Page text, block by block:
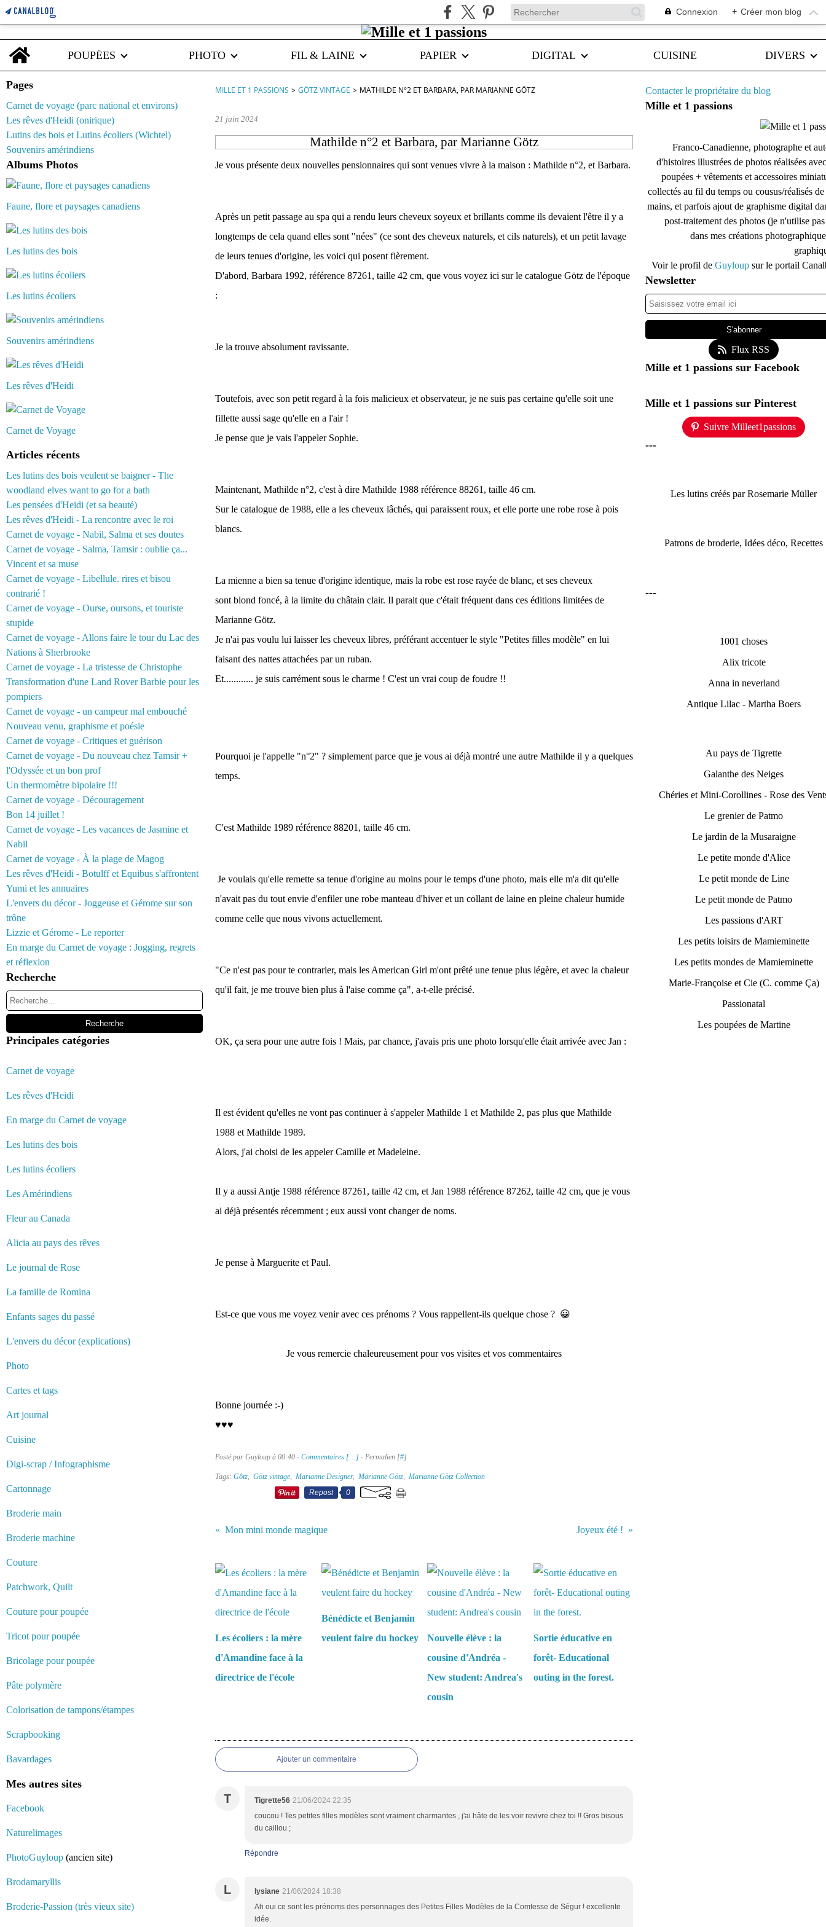
Connexion + Créer mon blog
Home
POUPÉES
PHOTO FIL & LAINE PAPIER DIGITAL CUISINE DIVERS
Pages
Carnet de voyage (parc national et environs)
Les rêves d'Heidi (onirique)
Lutins des bois et Lutins écoliers (Wichtel)
Souvenirs amérindiens
Albums Photos
Faune, flore et paysages canadiens
Les lutins des bois
Les lutins écoliers
Souvenirs amérindiens
Les rêves d'Heidi
Carnet de Voyage
Articles récents
Les lutins des bois veulent se baigner - The
woodland elves want to go for a bath
Les pensées d'Heidi (et sa beauté)
Les rêves d'Heidi - La rencontre avec le roi
Carnet de voyage - Nabil, Salma et ses doutes
Carnet de voyage - Salma, Tamsir : oublie ça...
Vincent et sa muse
Carnet de voyage - Libellule. rires et bisou
contrarié !
Carnet de voyage - Ourse, oursons, et touriste
stupide
Carnet de voyage - Allons faire le tour du Lac des
Nations à Sherbrooke
Carnet de voyage - La tristesse de Christophe
Transformation d'une Land Rover Barbie pour les
pompiers
Carnet de voyage - un campeur mal embouché
Nouveau venu, graphisme et poésie
Carnet de voyage - Critiques et guérison
Carnet de voyage - Du nouveau chez Tamsir +
l'Odyssée et un bon prof
Un thermomètre bipolaire !!!
Carnet de voyage - Découragement
Bon 14 juillet !
Carnet de voyage - Les vacances de Jasmine et
Nabil
Carnet de voyage - À la plage de Magog
Les rêves d'Heidi - Botulff et Equibus s'affrontent
Yumi et les annuaires
L'envers du décor - Joggeuse et Gérome sur son
trône
Lizzie et Gérome - Le reporter
En marge du Carnet de voyage : Jogging, regrets
et réflexion
Recherche
Principales catégories
Carnet de voyage
Les rêves d'Heidi
En marge du Carnet de voyage
Les lutins des bois
Les lutins écoliers
Les Amérindiens
Fleur au Canada
Alicia au pays des rêves
Le journal de Rose
La famille de Romina
Enfants sages du passé
L'envers du décor (explications)
Photo
Cartes et tags
Art journal
Cuisine
Digi-scrap / Infographisme
Cartonnage
Broderie main
Broderie machine
Couture
Patchwork, Quilt
Couture pour poupée
Tricot pour poupée
Bricolage pour poupée
Pâte polymère
Colorisation de tampons/étampes
Scrapbooking
Bavardages
Mes autres sites
Facebook
Naturelimages
PhotoGuyloup (ancien site)
Brodamaryllis
Broderie-Passion (très vieux site)
MILLE ET 1 PASSIONS > GÖTZ VINTAGE > MATHILDE N°2 ET BARBARA, PAR MARIANNE GÖTZ
21 juin 2024
Mathilde n°2 et Barbara, par Marianne Götz
Je vous présente deux nouvelles pensionnaires qui sont venues vivre à la maison : Mathilde n°2, et Barbara.
Après un petit passage au spa qui a rendu leurs cheveux soyeux et brillants comme ils devaient l'être il y a
longtemps de cela quand elles sont "nées" (ce sont des cheveux naturels, et cils naturels), et un petit lavage
de leurs tenues d'origine, les voici qui posent fièrement.
D'abord, Barbara 1992, référence 87261, taille 42 cm, que vous voyez ici sur le catalogue Götz de l'époque
:
Je la trouve absolument ravissante.
Toutefois, avec son petit regard à la fois malicieux et observateur, je ne suis pas certaine qu'elle soit une
fillette aussi sage qu'elle en a l'air !
Je pense que je vais l'appeler Sophie.
Maintenant, Mathilde n°2, c'est à dire Mathilde 1988 référence 88261, taille 46 cm.
Sur le catalogue de 1988, elle a les cheveux lâchés, qui paraissent roux, et elle porte une robe rose à pois
blancs.
La mienne a bien sa tenue d'origine identique, mais la robe est rose rayée de blanc, et ses cheveux
sont blond foncé, à la limite du châtain clair. Il parait que c'était fréquent dans ces éditions limitées de
Marianne Götz.
Je n'ai pas voulu lui laisser les cheveux libres, préférant accentuer le style "Petites filles modèle" en lui
faisant des nattes attachées par un ruban.
Et............ je suis carrément sous le charme ! C'est un vrai coup de foudre !!
Pourquoi je l'appelle "n°2" ? simplement parce que je vous ai déjà montré une autre Mathilde il y a quelques
temps.
C'est Mathilde 1989 référence 88201, taille 46 cm.
Je voulais qu'elle remette sa tenue d'origine au moins pour le temps d'une photo, mais elle m'a dit qu'elle
n'avait pas du tout envie d'enfiler une robe manteau d'hiver et un collant de laine en pleine chaleur humide
comme celle que nous vivons actuellement.
"Ce n'est pas pour te contrarier, mais les American Girl m'ont prêté une tenue plus légère, et avec la chaleur
qu'il fait, je me trouve bien plus à l'aise comme ça", a-t-elle précisé.
OK, ça sera pour une autre fois ! Mais, par chance, j'avais pris une photo lorsqu'elle était arrivée avec Jan :
Il est évident qu'elles ne vont pas continuer à s'appeler Mathilde 1 et Mathilde 2, pas plus que Mathilde
1988 et Mathilde 1989.
Alors, j'ai choisi de les appeler Camille et Madeleine.
Il y a aussi Antje 1988 référence 87261, taille 42 cm, et Jan 1988 référence 87262, taille 42 cm, que je vous
ai déjà présentés récemment ; eux aussi vont changer de noms.
Je pense à Marguerite et Paul.
Est-ce que vous me voyez venir avec ces prénoms ? Vous rappellent-ils quelque chose ? 😀
Je vous remercie chaleureusement pour vos visites et vos commentaires
Bonne journée :-)
♥♥♥
Posté par Guyloup à 00:40 - Commentaires […] - Permalien [#]
Tags: Gôtz, Götz vintage, Marianne Designer, Marianne Götz, Marianne Götz Collection
Repost
0
Mon mini monde magique Joyeux été !
Les écoliers : la mère
d'Amandine face à la
directrice de l'école
Bénédicte et Benjamin
veulent faire du hockey
Nouvelle élève : la
cousine d'Andréa -
New student: Andrea's
cousin
Sortie éducative en
forêt- Educational
outing in the forest.
Ajouter un commentaire
T Tigrette56 21/06/2024 22:35
coucou ! Tes petites filles modèles sont vraiment charmantes , j'ai hâte de les voir revivre chez toi !! Gros bisous
du caillou ;
Répondre
L lysiane 21/06/2024 18:38
Ah oui ce sont les prénoms des personnages des Petites Filles Modèles de la Comtesse de Ségur ! excellente
idée.
Contacter le propriétaire du blog
Mille et 1 passions
Franco-Canadienne, photographe et
d'histoires illustrées de photos réalisées
poupées + vêtements et accessoires
collectés au fil du temps ou cousus/réalisés de
mains, et parfois ajout de graphisme digital
post-traitement des photos (je n'utilise
dans mes créations
Voir le profil de Guyloup sur le portail
Newsletter
Flux RSS
Mille et 1 passions sur Facebook
Mille et 1 passions sur Pinterest
Suivre Milleet1passions
---
Les lutins créés par Rosemarie Müller
Patrons de broderie, Idées déco, Recettes
---
1001 choses
Alix tricote
Anna in neverland
Antique Lilac - Martha Boers
Au pays de Tigrette
Galanthe des Neiges
Chéries et Mini-Corollines - Rose des
Le grenier de Patmo
Le jardin de la Musaraigne
Le petite monde d'Alice
Le petit monde de Line
Le petit monde de Patmo
Les passions d'ART
Les petits loisirs de Mamieminette
Les petits mondes de Mamieminette
Marie-Françoise et Cie (C. comme Ça)
Passionatal
Les poupées de Martine